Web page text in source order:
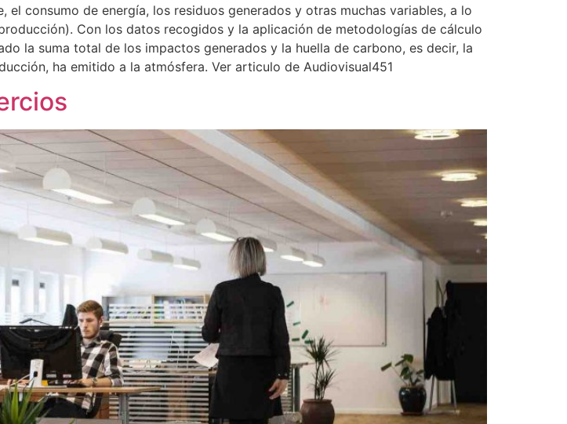
consumo de energía, los residuos generados y otras muchas variables, a lo
Con los datos recogidos y la aplicación de metodologías de cálculo
la suma total de los impactos generados y la huella de carbono, es decir, la
ha emitido a la atmósfera. Ver articulo de Audiovisual451